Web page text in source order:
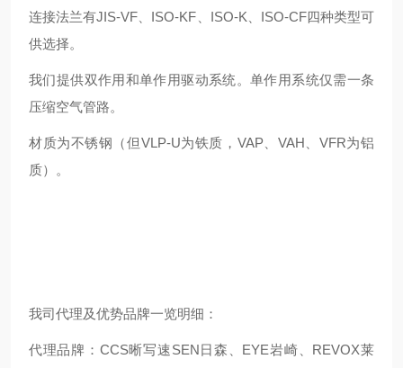
连接法兰有JIS-VF、ISO-KF、ISO-K、ISO-CF四种类型可
供选择。
我们提供双作用和单作用驱动系统。单作用系统仅需一条
压缩空气管路。
材质为不锈钢（但VLP-U为铁质，VAP、VAH、VFR为铝
质）。
我司代理及优势品牌一览明细：
代理品牌：CCS晰写速SEN日森、EYE岩崎、REVOX莱